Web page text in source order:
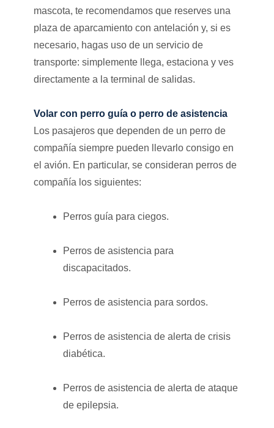
mascota, te recomendamos que reserves una
plaza de aparcamiento con antelación y, si es
necesario, hagas uso de un servicio de
transporte: simplemente llega, estaciona y ves
directamente a la terminal de salidas.
Volar con perro guía o perro de asistencia
Los pasajeros que dependen de un perro de
compañía siempre pueden llevarlo consigo en
el avión. En particular, se consideran perros de
compañía los siguientes:
Perros guía para ciegos.
Perros de asistencia para
discapacitados.
Perros de asistencia para sordos.
Perros de asistencia de alerta de crisis
diabética.
Perros de asistencia de alerta de ataque
de epilepsia.